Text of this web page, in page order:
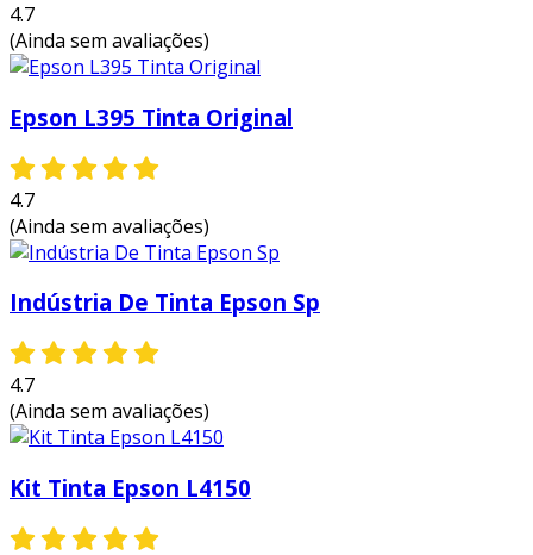
4.7
(Ainda sem avaliações)
Epson L395 Tinta Original
4.7
(Ainda sem avaliações)
Indústria De Tinta Epson Sp
4.7
(Ainda sem avaliações)
Kit Tinta Epson L4150